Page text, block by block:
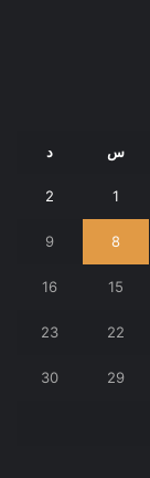
س د
1
2
8
9
15
16
22
23
29
30